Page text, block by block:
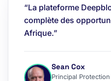
“La plateforme
complète des
Afrique.”
Sean Cox
Principal